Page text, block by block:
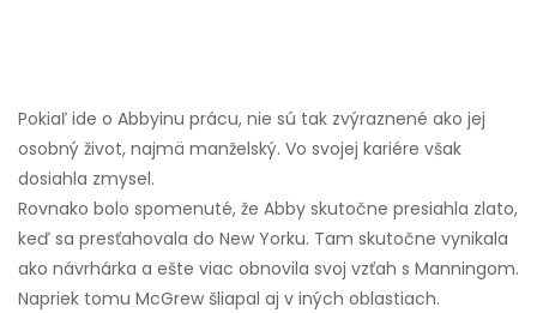
Pokiaľ ide o Abbyinu prácu, nie sú tak zvýraznené ako jej
osobný život, najmä manželský. Vo svojej kariére však
dosiahla zmysel.
Rovnako bolo spomenuté, že Abby skutočne presiahla zlato,
keď sa presťahovala do New Yorku. Tam skutočne vynikala
ako návrhárka a ešte viac obnovila svoj vzťah s Manningom.
Napriek tomu McGrew šliapal aj v iných oblastiach.